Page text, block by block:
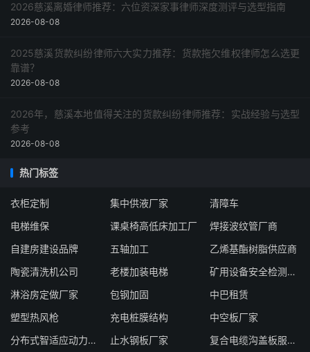
2026慈溪离婚律师推荐：六位资深家事律师深度测评与选型指南
2026-08-08
2025慈溪货款纠纷律师六大实力推荐：货款拖欠维权律师怎么选更
靠谱？
2026-08-08
2026年，慈溪本地值得关注的货款纠纷律师推荐：实战经验与选型
参考
2026-08-08
热门标签
衣柜定制 集中供液厂家
清障车
电梯维保
课桌椅高低床加工厂
焊接波纹管厂商
自建房建设品牌
五轴加工
乙烯基酯树脂供应商
陶瓷清洗机公司
老楼加装电梯
矿用设备安全检测检验
淋浴房定做厂家
包钢加固
中巴租赁
塑型热风枪
充电桩膜结构
中空板厂家
分布式智适应动力模块厂家
止水钢板厂家 复合电缆沟盖板服务商